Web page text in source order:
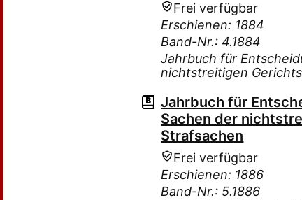
Frei verfügbar
Erschienen: 1884
Band-Nr.: 4.1884
Jahrbuch für
nichtstreitigen
Jahrbuch für
Sachen der
Strafsachen
Frei verfügbar
Erschienen: 1886
Band-Nr.: 5.1886